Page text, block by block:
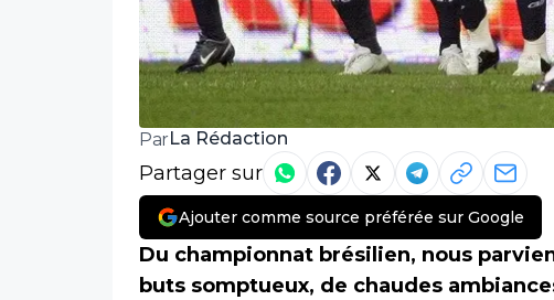
Par La Rédaction
Partager sur
Ajouter comme source préférée sur Google
Du championnat brésilien, nous
buts somptueux, de chaudes